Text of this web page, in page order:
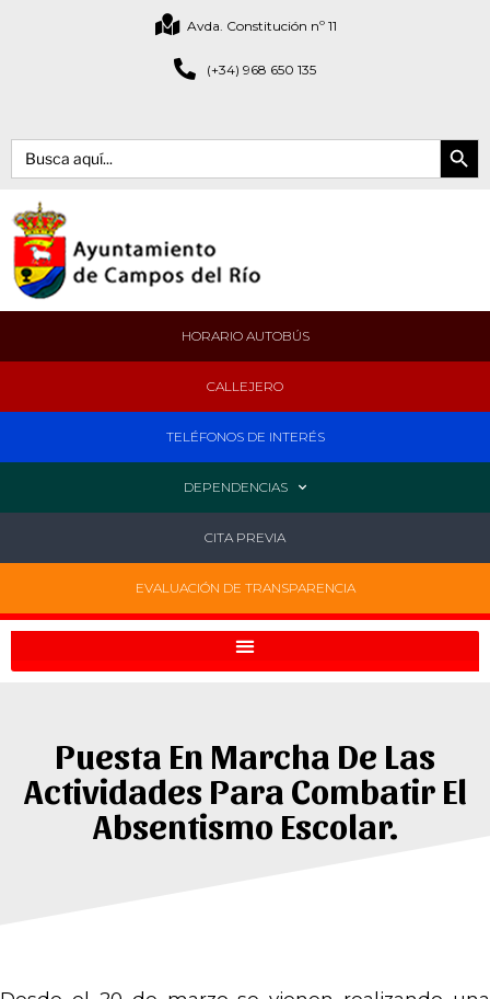
Avda. Constitución nº 11
(+34) 968 650 135
Buscar: Botón de
HORARIO AUTOBÚS
CALLEJERO
TELÉFONOS DE INTERÉS
DEPENDENCIAS
CITA PREVIA
EVALUACIÓN DE TRANSPARENCIA
Puesta En Marcha De Las
Actividades Para Combatir El
Absentismo Escolar.